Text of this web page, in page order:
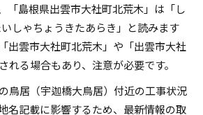
「島根県出雲市大社町北荒木」は「し
しゃちょうきたあらき」と読みます
出雲市大社町北荒木」や「出雲市大社
れる場合もあり、注意が必要です。
鳥居（宇迦橋大鳥居）付近の工事状況
名記載に影響するため、最新情報の取